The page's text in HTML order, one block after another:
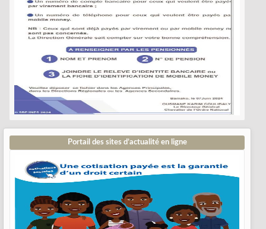
Portail des sites d’actualité en ligne